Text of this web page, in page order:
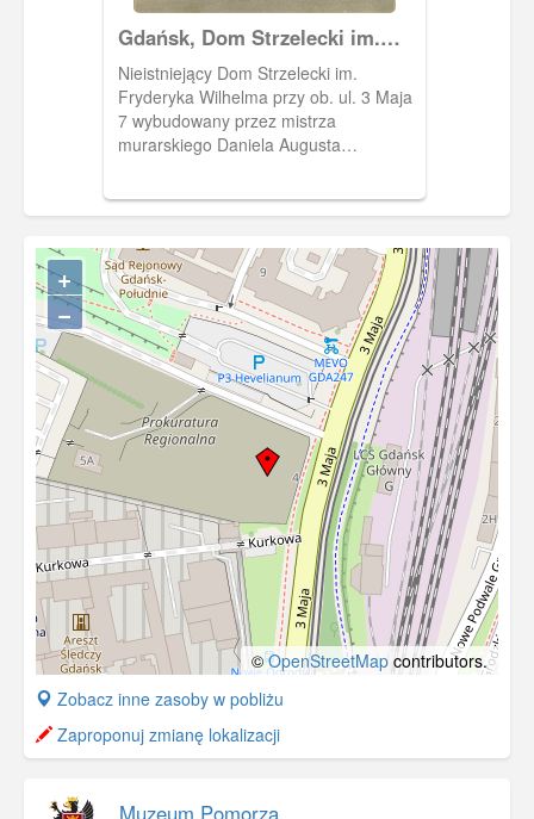
Gdańsk, Dom Strzelecki im.
Fryderyka Wilhelma; Danzig
Friedrich Wilhelm -
Schützenhaus
Nieistniejący Dom Strzelecki im.
Fryderyka Wilhelma przy ob. ul. 3 Maja
7 wybudowany przez mistrza
murarskiego Daniela Augusta
Ogrodu Strzeleckiego, którego początki
działalnością Bractwa św. Jerzego.
+
−
©OpenStreetMap contributors.
+
−
Zobacz inne zasoby w pobliżu
Zaproponuj zmianę lokalizacji
Muzeum Pomorza